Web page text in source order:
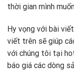
thời gian mình
Hy vọng với bài
viết trên sẽ giúp
với chúng tôi tại
báo giá các dòng